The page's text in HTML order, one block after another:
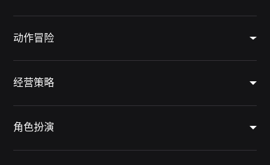
动作冒险
经营策略
角色扮演